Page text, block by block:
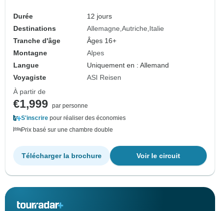
Durée
12 jours
Destinations
Allemagne Autriche Italie
Tranche d'âge
Âges 16+
Montagne
Alpes
Langue
Uniquement en : Allemand
Voyagiste
ASI Reisen
À partir de
€1,999
par personne
S'inscrire pour réaliser des économies
Prix basé sur une chambre double
Voir le circuit
Télécharger la brochure